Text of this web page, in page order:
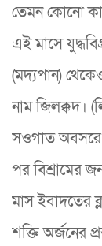
তেমন কোনো
এই মাসে
(মদ্যপান)
নাম জিলক্কদ।
সওগাত অবসরে
পর বিশ্রামের
মাস ইবাদতের
শক্তি অর্জনের